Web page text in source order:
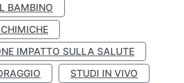
BAMBINO
IMPATTO SULLA SALUTE
STUDI IN VIVO